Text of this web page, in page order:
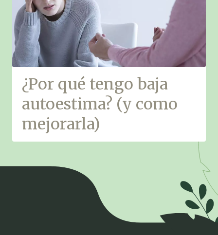
¿Por qué tengo baja
autoestima? (y como
mejorarla)